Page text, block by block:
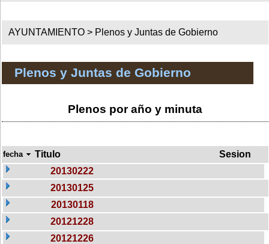
AYUNTAMIENTO > Plenos y Juntas de Gobierno
Plenos y Juntas de Gobierno
Plenos por año y minuta
fecha Titulo
Sesion
20130222
20130125
20130118
20121228
20121226